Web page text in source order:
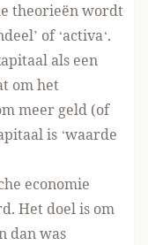
theorieën wordt
’ of ‘activa‘.
als een
om het
meer geld (of
is ‘waarde
economie
Het doel is om
dan was